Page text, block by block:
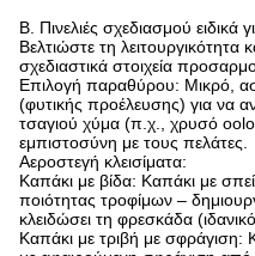
Β. Πινελιές σχεδιασμού ειδικά
Βελτιώστε τη λειτουργικότητα
σχεδιαστικά στοιχεία
Επιλογή παραθύρου: Μικρό,
(φυτικής προέλευσης) για να
τσαγιού χύμα (π.χ., χρυσό
εμπιστοσύνη με τους πελάτες.
Αεροστεγή κλεισίματα:
Καπάκι με βίδα: Καπάκι με
ποιότητας τροφίμων –
κλειδώσει τη φρεσκάδα
Καπάκι με τριβή με